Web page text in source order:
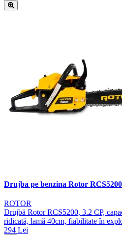
Drujba pe benzina Rotor
ROTOR
Drujbă Rotor RCS5200, 3.2 CP,
ridicată, lamă 40cm, fiabilitate în
294 Lei